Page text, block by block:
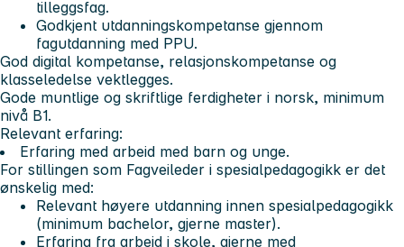
tilleggsfag.
Godkjent utdanningskompetanse gjennom
fagutdanning med PPU.
God digital kompetanse, relasjonskompetanse og
klasseledelse vektlegges.
Gode muntlige og skriftlige ferdigheter i norsk, minimum
nivå B1.
Relevant erfaring:
Erfaring med arbeid med barn og unge.
For stillingen som Fagveileder i spesialpedagogikk er det
ønskelig med:
Relevant høyere utdanning innen spesialpedagogikk
(minimum bachelor, gjerne master).
Erfaring fra arbeid i skole, gjerne med